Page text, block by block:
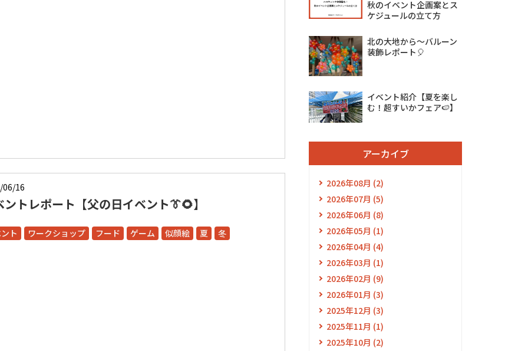
06/16
ントレポート【父の日イベント👔🌻】
ト ワークショップ フード ゲーム 似顔絵 夏 冬
秋のイベント企画案とス
ケジュールの立て方
北の大地から～バルーン
装飾レポート🎈
イベント紹介【夏を楽し
む！超すいかフェア🍉】
アーカイブ
2026年08月 (2)
2026年07月 (5)
2026年06月 (8)
2026年05月 (1)
2026年04月 (4)
2026年03月 (1)
2026年02月 (9)
2026年01月 (3)
2025年12月 (3)
2025年11月 (1)
2025年10月 (2)